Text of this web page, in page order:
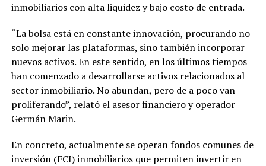
inmobiliarios con alta liquidez y bajo costo de entrada.
“La bolsa está en constante innovación, procurando no
solo mejorar las plataformas, sino también incorporar
nuevos activos. En este sentido, en los últimos tiempos
han comenzado a desarrollarse activos relacionados al
sector inmobiliario. No abundan, pero de a poco van
proliferando”, relató el asesor financiero y operador
Germán Marin.
En concreto, actualmente se operan fondos comunes de
inversión (FCI) inmobiliarios que permiten invertir en